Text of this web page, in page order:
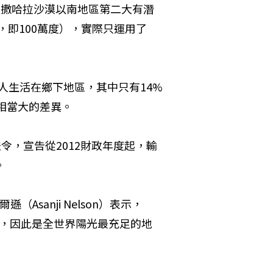
哈拉沙漠以南地區第二大有潛
即100萬度），實際只運用了
生活在鄉下地區，其中只有14%
大的差異。
，宣告從2012財政年度起，輸
遜（Asanji Nelson）表示，
因此是全世界陽光最充足的地